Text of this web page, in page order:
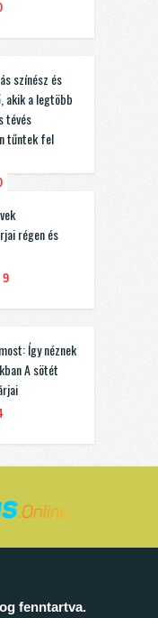
színész és
akik a legtöbb
tévés
tűntek fel
régen és
Így néznek
A sötét
fenntartva.